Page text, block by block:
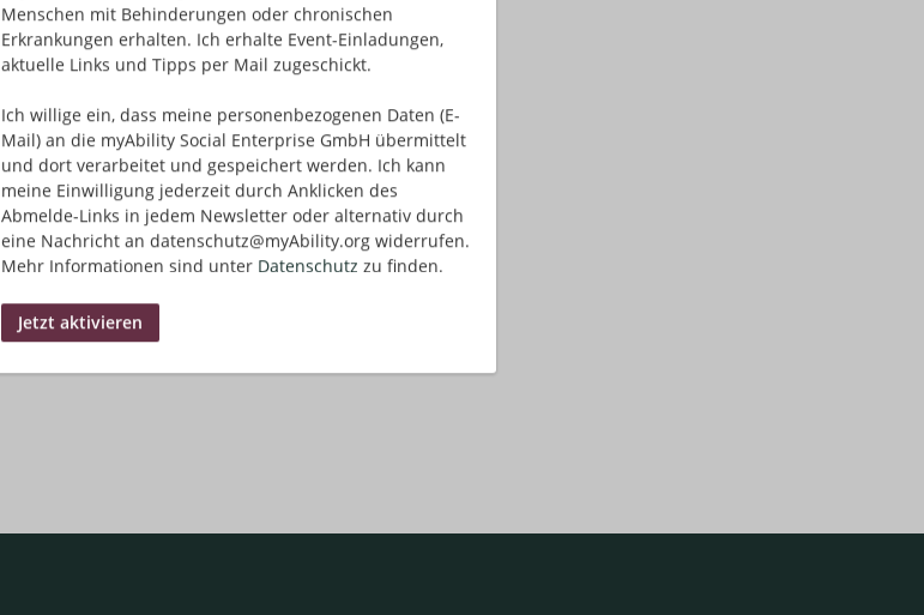
Menschen mit Behinderungen oder chronischen
Erkrankungen erhalten. Ich erhalte Event-Einladungen,
aktuelle Links und Tipps per Mail zugeschickt.
Ich willige ein, dass meine personenbezogenen Daten (E-
Mail) an die myAbility Social Enterprise GmbH übermittelt
und dort verarbeitet und gespeichert werden. Ich kann
meine Einwilligung jederzeit durch Anklicken des
Abmelde-Links in jedem Newsletter oder alternativ durch
eine Nachricht an datenschutz@myAbility.org widerrufen.
Mehr Informationen sind unter Datenschutz zu finden.